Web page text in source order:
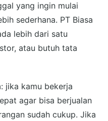
yang ingin mulai
sederhana. PT Biasa
lebih dari satu
atau butuh tata
jika kamu bekerja
agar bisa berjualan
sudah cukup. Jika